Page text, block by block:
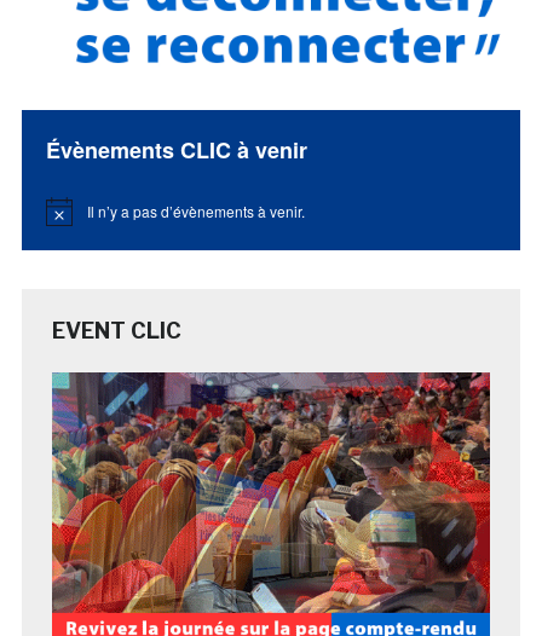
Évènements CLIC à venir
Notice Il n’y a pas d’évènements à venir.
EVENT CLIC